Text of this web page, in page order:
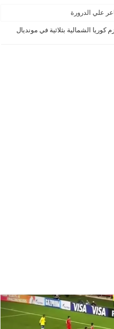
كوريا الشمالية بثلاثية في مونديال